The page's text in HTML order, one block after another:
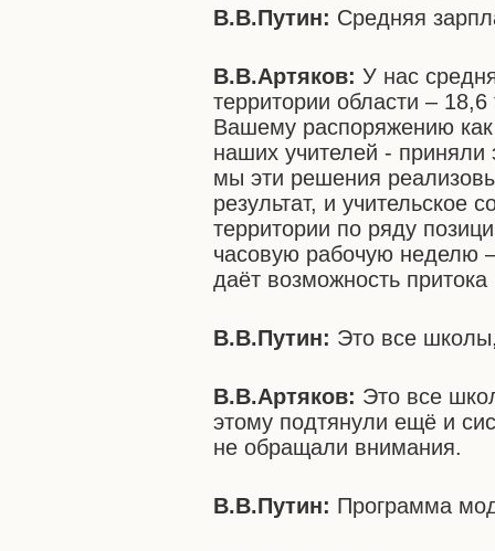
В.В.Путин: Средняя
В.В.Артяков: У нас
территории области –
Вашему распоряжению как
наших учителей -
мы эти решения
результат, и учительское
территории по ряду
часовую рабочую неделю
даёт возможность
В.В.Путин: Это все
В.В.Артяков: Это все
этому подтянули ещё и
не обращали внимания.
В.В.Путин: Программа